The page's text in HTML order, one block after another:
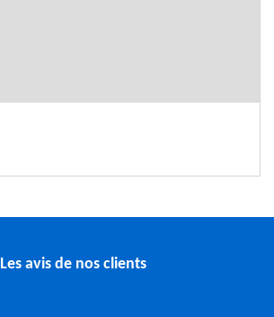
Les avis de nos clients